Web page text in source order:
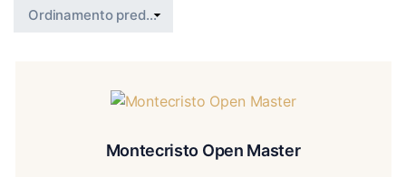
Montecristo Open Master